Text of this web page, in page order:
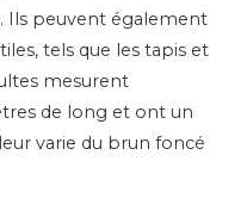
Ils peuvent également
tels que les tapis et
mesurent
de long et ont un
varie du brun foncé